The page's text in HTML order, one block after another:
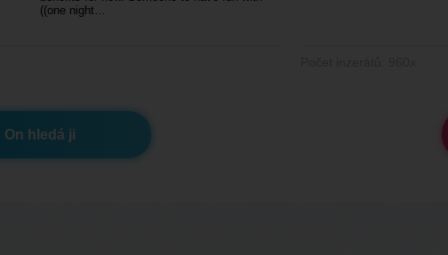
((one night…
On hledá ji